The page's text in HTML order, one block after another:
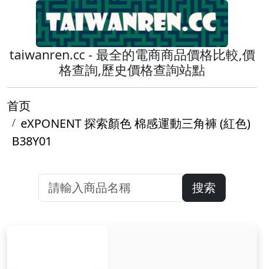
taiwanren.cc - 最全的電商商品價格比較,價
格查詢,歷史價格查詢站點
首页
eXPONENT 探索顏色 棉感運動三角褲 (紅色)
B38Y01
搜索